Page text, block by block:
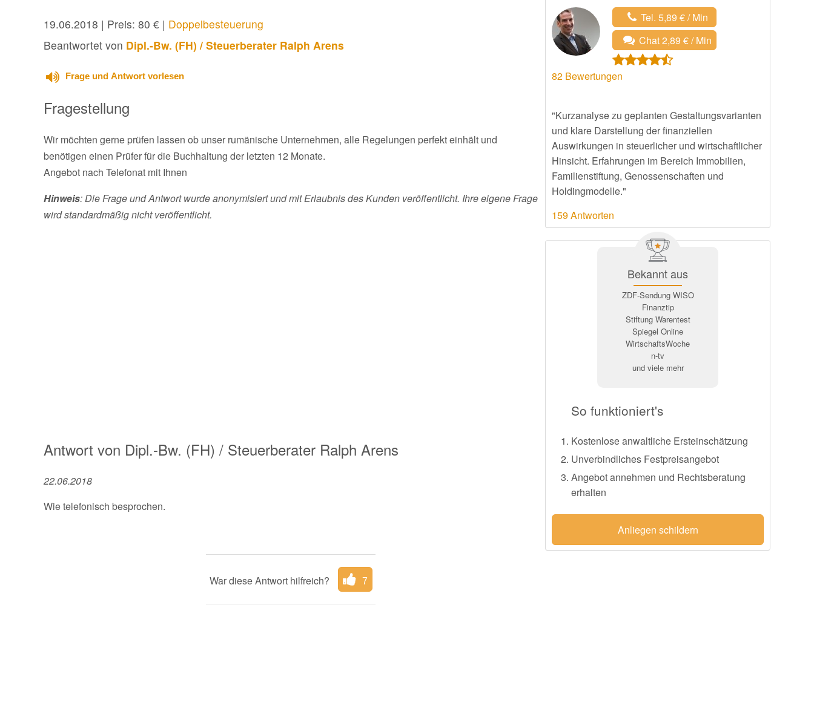
19.06.2018 | Preis: 80 € | Doppelbesteuerung
Beantwortet von Dipl.-Bw. (FH) / Steuerberater Ralph Arens
Frage und Antwort vorlesen
Fragestellung
Wir möchten gerne prüfen lassen ob unser rumänische Unternehmen, alle Regelungen perfekt einhält und
benötigen einen Prüfer für die Buchhaltung der letzten 12 Monate.
Angebot nach Telefonat mit Ihnen
Hinweis: Die Frage und Antwort wurde anonymisiert und mit Erlaubnis des Kunden veröffentlicht. Ihre eigene Frage
wird standardmäßig nicht veröffentlicht.
Antwort von Dipl.-Bw. (FH) / Steuerberater Ralph Arens
22.06.2018
Wie telefonisch besprochen.
War diese Antwort hilfreich? 7
Tel. 5,89 € / Min
Chat 2,89 € / Min
82 Bewertungen
"Kurzanalyse zu geplanten Gestaltungsvarianten
und klare Darstellung der finanziellen
Auswirkungen in steuerlicher und wirtschaftlicher
Hinsicht. Erfahrungen im Bereich Immobilien,
Familienstiftung, Genossenschaften und
Holdingmodelle."
159 Antworten
Bekannt aus
ZDF-Sendung WISO
Finanztip
Stiftung Warentest
Spiegel Online
WirtschaftsWoche
n-tv
und viele mehr
So funktioniert's
Kostenlose anwaltliche Ersteinschätzung
Unverbindliches Festpreisangebot
Angebot annehmen und Rechtsberatung
erhalten
Anliegen schildern